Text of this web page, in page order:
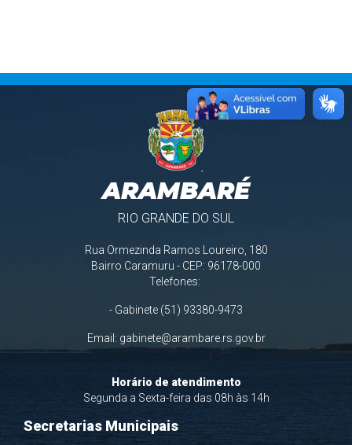
ARAMBARÉ
RIO GRANDE DO SUL
Rua Ormezinda Ramos Loureiro, 180
Bairro Caramuru - CEP: 96178-000
Telefones:
- Gabinete (51) 93380-9473
Email: gabinete@arambare.rs.gov.br
Horário de atendimento
Segunda a Sexta-feira das 08h às 14h
Secretarias Municipais